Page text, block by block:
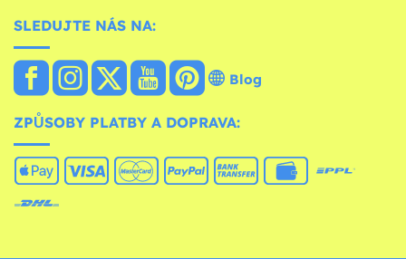
SLEDUJTE NÁS NA:
Blog
ZPŮSOBY PLATBY A DOPRAVA: